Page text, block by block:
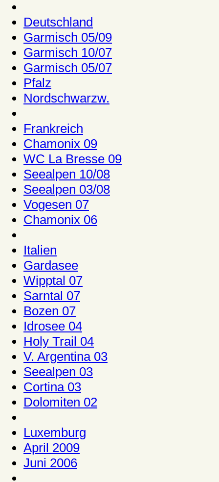
Deutschland
Garmisch 05/09
Garmisch 10/07
Garmisch 05/07
Pfalz
Nordschwarzw.
Frankreich
Chamonix 09
WC La Bresse 09
Seealpen 10/08
Seealpen 03/08
Vogesen 07
Chamonix 06
Italien
Gardasee
Wipptal 07
Sarntal 07
Bozen 07
Idrosee 04
Holy Trail 04
V. Argentina 03
Seealpen 03
Cortina 03
Dolomiten 02
Luxemburg
April 2009
Juni 2006